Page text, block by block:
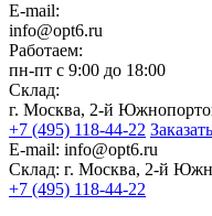
E-mail:
info@opt6.ru
Работаем:
пн-пт с 9:00 до 18:00
Склад:
г. Москва, 2-й
+7 (495) 118-44-22
E-mail: info@opt6.ru
Склад: г. Москва, 2-й
+7 (495) 118-44-22